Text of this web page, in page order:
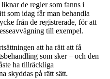
de regler som fanns i
som idag får man behandla
från de registrerade, för att
till exempel.
att ha rätt att få
som sker – och den
ha tillräckliga
skyddas på rätt sätt.